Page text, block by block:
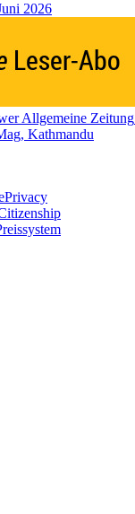
2026
Allgemeine Zeitung
Kathmandu